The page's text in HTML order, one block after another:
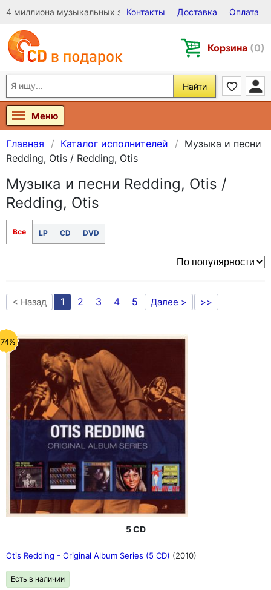
4 миллиона музыкальных записей на Виниле, CD и DVD
Контакты Доставка Оплата
Корзина (0)
Найти
Меню
Главная Каталог исполнителей
Музыка и песни
Redding, Otis / Redding, Otis
Музыка и песни Redding, Otis /
Redding, Otis
Все LP CD DVD
< Назад 1 2 3 4 5 Далее > >>
5 CD
Otis Redding - Original Album Series (5 CD) (2010)
Есть в наличии